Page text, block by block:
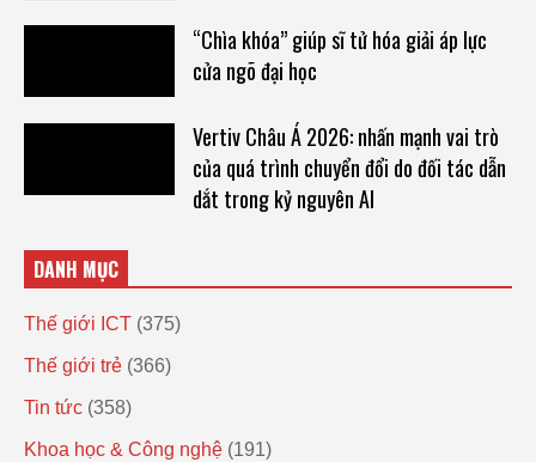
“Chìa khóa” giúp sĩ tử hóa giải áp lực
cửa ngõ đại học
Vertiv Châu Á 2026: nhấn mạnh vai trò
của quá trình chuyển đổi do đối tác dẫn
dắt trong kỷ nguyên AI
DANH MỤC
Thế giới ICT (375)
Thế giới trẻ (366)
Tin tức (358)
Khoa học & Công nghệ (191)